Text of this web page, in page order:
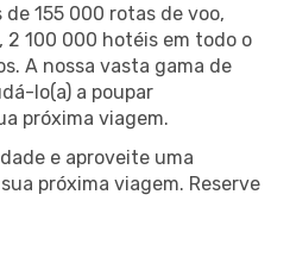
155 000 rotas de voo,
2 100 000 hotéis em todo o
A nossa vasta gama de
lo(a) a poupar
próxima viagem.
e aproveite uma
próxima viagem. Reserve